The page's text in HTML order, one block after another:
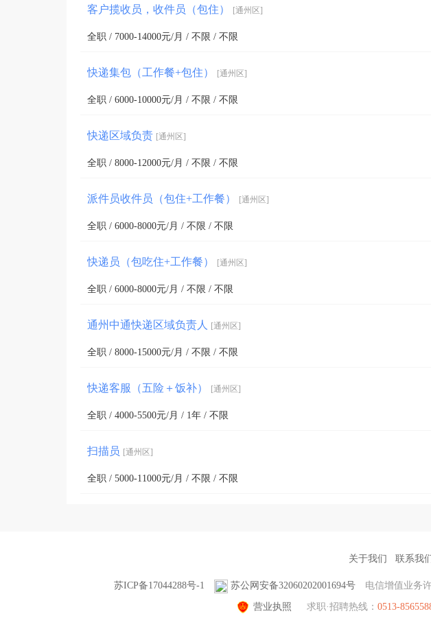
客户揽收员，收件员（包住） [通州区]
全职 / 7000-14000元/月 / 不限 / 不限
快递集包（工作餐+包住） [通州区]
全职 / 6000-10000元/月 / 不限 / 不限
快递区域负责 [通州区]
全职 / 8000-12000元/月 / 不限 / 不限
派件员收件员（包住+工作餐） [通州区]
全职 / 6000-8000元/月 / 不限 / 不限
快递员（包吃住+工作餐） [通州区]
全职 / 6000-8000元/月 / 不限 / 不限
通州中通快递区域负责人 [通州区]
全职 / 8000-15000元/月 / 不限 / 不限
快递客服（五险＋饭补） [通州区]
全职 / 4000-5500元/月 / 1年 / 不限
扫描员 [通州区]
全职 / 5000-11000元/月 / 不限 / 不限
关于我们 联系我
苏ICP备17044288号-1 苏公网安备32060202001694号 电信增值业务
营业执照 求职·招聘热线： 0513-